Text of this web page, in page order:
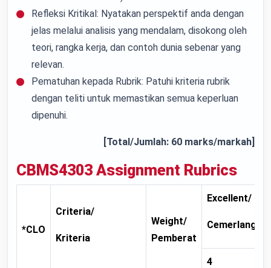
Refleksi Kritikal: Nyatakan perspektif anda dengan
jelas melalui analisis yang mendalam, disokong oleh
teori, rangka kerja, dan contoh dunia sebenar yang
relevan.
Pematuhan kepada Rubrik: Patuhi kriteria rubrik
dengan teliti untuk memastikan semua keperluan
dipenuhi.
[Total/Jumlah: 60 marks/markah]
CBMS4303 Assignment Rubrics
*CLO
Criteria/
Kriteria
Weight/
Pemberat
Excellent/
Cemerlang
4